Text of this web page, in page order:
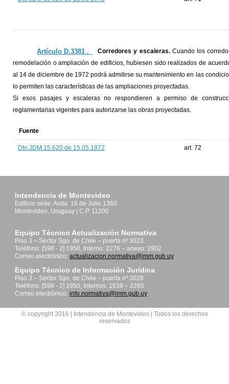
Artículo D.3381 ._ Corredores y escaleras.Cuando los
remodelación o ampliación de edificios, hubiesen sido realizados de
al 14 de diciembre de 1972 podrá admitirse su mantenimiento en las
lo permiten las características de las ampliaciones proyectadas.
Si esos pasajes y escaleras no respondieren a permiso de
reglamentarias vigentes para autorizarse las obras proyectadas.
Fuente
Dto.JDM 15.620 de 15.05.1972 art. 72
Intendencia de Montevideo
Edificio sede: Avda. 18 de Julio 1360
Montevideo, Uruguay | C.P. 11200
Equipo Técnico Actualización Normativa
Piso 3 – Sector Sgo. de Chile – puerta nº 3023
Teléfono: [598 - 2] 1950, Interno: 2276 – anexo: 2902
Correo electrónico: actualizacion.normativa@imm.gub.uy
Equipo Técnico de Información Jurídica
Piso 3 – Sector Sgo. de Chile – puerta nº 3028
Teléfono: [598 - 2] 1950, Internos: 1538 – 2265
Correo electrónico: info.normativa@imm.gub.uy
© copyright 2016 | Intendencia de Montevideo | Todos los derechos
reservados